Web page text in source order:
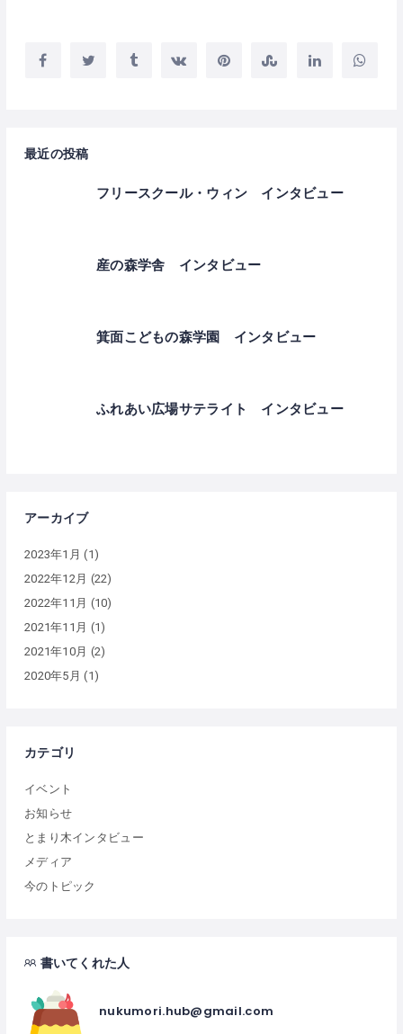
最近の投稿
フリースクール・ウィン インタビュー
産の森学舎 インタビュー
箕面こどもの森学園 インタビュー
ふれあい広場サテライト インタビュー
アーカイブ
2023年1月 (1)
2022年12月 (22)
2022年11月 (10)
2021年11月 (1)
2021年10月 (2)
2020年5月 (1)
カテゴリ
イベント
お知らせ
とまり木インタビュー
メディア
今のトピック
書いてくれた人
nukumori.hub@gmail.com